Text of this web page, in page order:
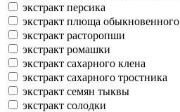
экстракт персика
экстракт плюща обыкновенного
экстракт расторопши
экстракт ромашки
экстракт сахарного клена
экстракт сахарного тростника
экстракт семян тыквы
экстракт солодки